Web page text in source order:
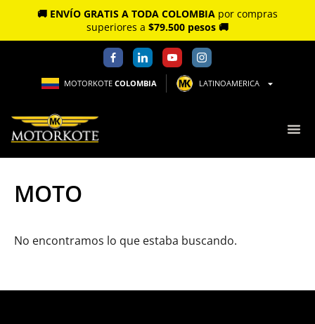
🚚 ENVÍO GRATIS A TODA COLOMBIA por compras
superiores a $79.500 pesos 🚚
MOTORKOTE COLOMBIA LATINOAMERICA
MOTO
No encontramos lo que estaba buscando.